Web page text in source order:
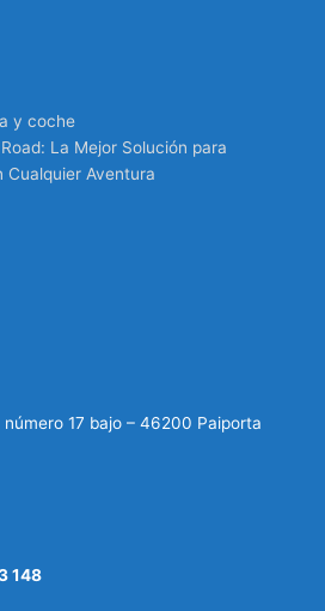
y coche
La Mejor Solución para
Cualquier Aventura
17 bajo – 46200 Paiporta
148